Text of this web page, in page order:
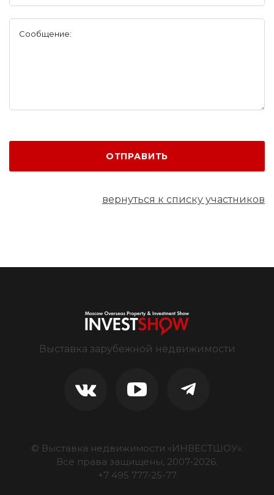
Сообщение:
ОТПРАВИТЬ
вернуться к списку участников
Выставка зарубежной недвижимости
© Выставка недвижимости «ИНВЕСТШОУ».
Все права защищены, 2007-2026.
+7 495 777-25-77